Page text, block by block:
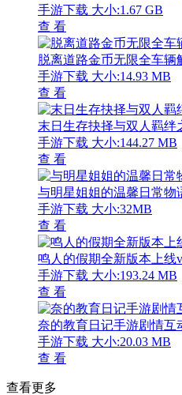
手游下载 大小:1.67 GB
查 看
脱离道路金币无限全车辆
手游下载 大小:14.93 MB
查 看
末日生存抉择与双人羁绊
手游下载 大小:144.27 MB
查 看
与明星姐姐的温馨日常物
手游下载 大小:32MB
查 看
鸣人的假期全新版本上线
手游下载 大小:193.24 MB
查 看
奈的教育日记手游剧情互
手游下载 大小:20.03 MB
查 看
查看更多